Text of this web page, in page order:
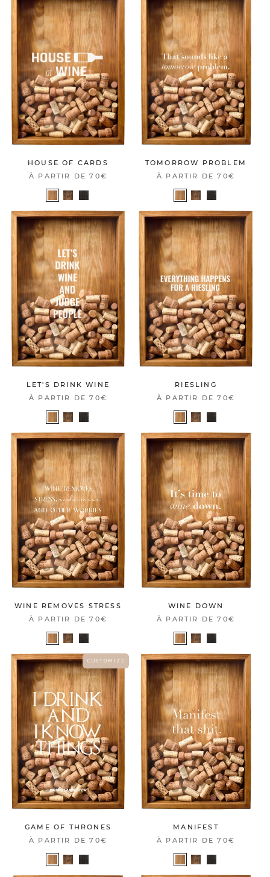
HOUSE OF CARDS
À PARTIR DE70€
TOMORROW PROBLEM
À PARTIR DE70€
LET'S DRINK WINE
À PARTIR DE70€
RIESLING
À PARTIR DE70€
WINE REMOVES STRESS
À PARTIR DE70€
WINE DOWN
À PARTIR DE70€
C U S T O M I Z E
GAME OF THRONES
À PARTIR DE70€
MANIFEST
À PARTIR DE70€